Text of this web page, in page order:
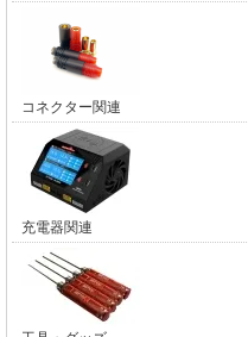
コネクター関連
充電器関連